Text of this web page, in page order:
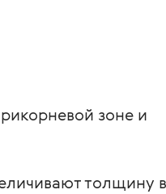
зоне и
толщину